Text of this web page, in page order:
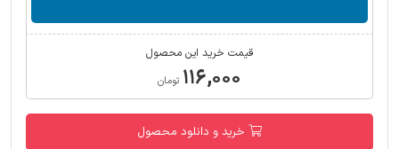
قیمت خرید این محصول
۱۱۶,۰۰۰ تومان
خرید و دانلود محصول